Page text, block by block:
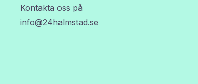
Kontakta oss på
info@24halmstad.se